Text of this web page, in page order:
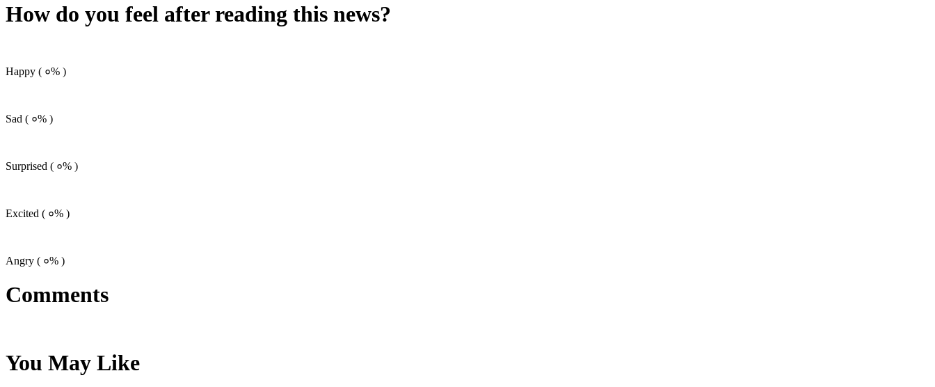
How do you feel after reading this news?
Happy ( ०% )
Sad ( ०% )
Surprised ( ०% )
Excited ( ०% )
Angry ( ०% )
Comments
You May Like